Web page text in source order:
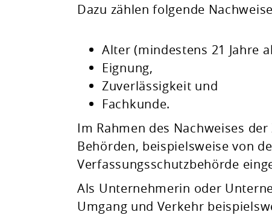
Dazu zählen folgende
Alter (mindestens 21 Jahre
Eignung,
Zuverlässigkeit und
Fachkunde.
Im Rahmen des Nachweises
Behörden, beispielsweise von
Verfassungsschutzbehörde
Als Unternehmerin oder
Umgang und Verkehr